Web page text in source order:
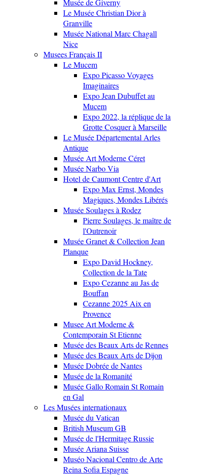
Musée de Giverny
Le Musée Christian Dior à
Granville
Musée National Marc Chagall
Nice
Musees Français II
Le Mucem
Expo Picasso Voyages
Imaginaires
Expo Jean Dubuffet au
Mucem
Expo 2022, la réplique de la
Grotte Cosquer à Marseille
Le Musée Départemental Arles
Antique
Musée Art Moderne Céret
Musée Narbo Via
Hotel de Caumont Centre d'Art
Expo Max Ernst, Mondes
Magiques, Mondes Libérés
Musée Soulages à Rodez
Pierre Soulages, le maître de
l'Outrenoir
Musée Granet & Collection Jean
Planque
Expo David Hockney,
Collection de la Tate
Expo Cezanne au Jas de
Bouffan
Cezanne 2025 Aix en
Provence
Musee Art Moderne &
Contemporain St Etienne
Musée des Beaux Arts de Rennes
Musée des Beaux Arts de Dijon
Musée Dobrée de Nantes
Musée de la Romanité
Musée Gallo Romain St Romain
en Gal
Les Musées internationaux
Musée du Vatican
British Museum GB
Musée de l'Hermitage Russie
Musée Ariana Suisse
Muséo Nacional Centro de Arte
Reina Sofia Espagne